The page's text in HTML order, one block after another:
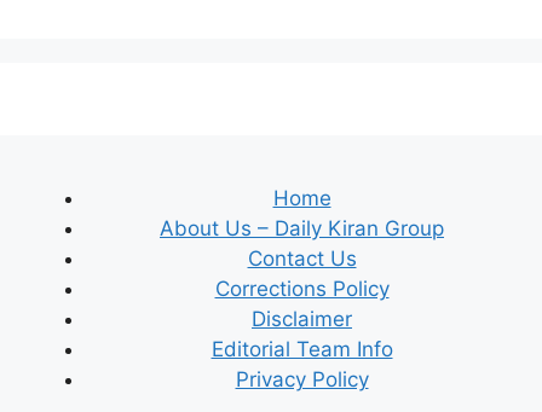
Home
About Us – Daily Kiran Group
Contact Us
Corrections Policy
Disclaimer
Editorial Team Info
Privacy Policy